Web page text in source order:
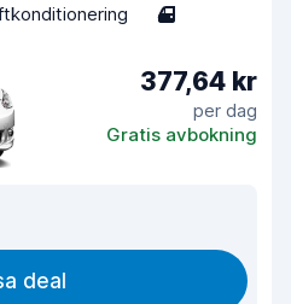
4
377,64 kr
per dag
Gratis avbokning
deal